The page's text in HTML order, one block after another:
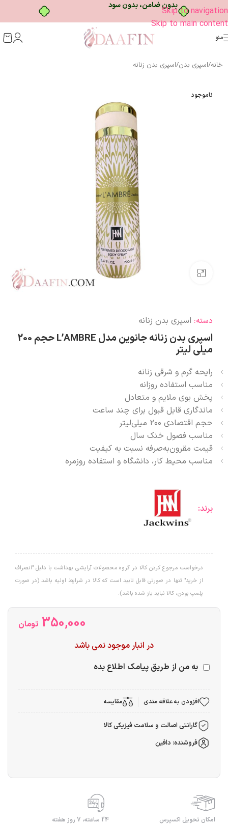
خرید قسطی با ترب‌پیSkip to navigation
Skip to main content
منو
خانه/اسپری بدن/اسپری بدن زنانه
ناموجود
دسته: اسپری بدن زنانه
اسپری بدن زنانه جانوین مدل L’AMBRE حجم 200
میلی لیتر
رایحه گرم و شرقی زنانه
مناسب استفاده روزانه
پخش بوی ملایم و متعادل
ماندگاری قابل قبول برای چند ساعت
حجم اقتصادی ۲۰۰ میلی‌لیتر
مناسب فصول خنک سال
قیمت مقرون‌به‌صرفه نسبت به کیفیت
مناسب محیط کار، دانشگاه و استفاده روزمره
برند:
درخواست مرجوع کردن کالا در گروه محصولات آرایشی بهداشت با دلیل "انصراف
از خرید" تنها در صورتی قابل تایید است که کالا در شرایط اولیه باشد (در صورت
پلمپ بودن، کالا نباید باز شده باشد).
350,000 تومان
در انبار موجود نمی باشد
به من از طریق پیامک اطلاع بده
افزودن به علاقه مندی مقایسه
گارانتی اصالت و سلامت فیزیکی کالا
فروشنده: دافین
امکان تحویل اکسپرس 24 ساعته، 7 روز هفته